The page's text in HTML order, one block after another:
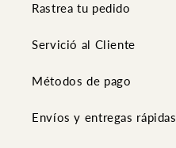
Rastrea tu pedido
Servició al Cliente
Métodos de pago
Envíos y entregas rápidas